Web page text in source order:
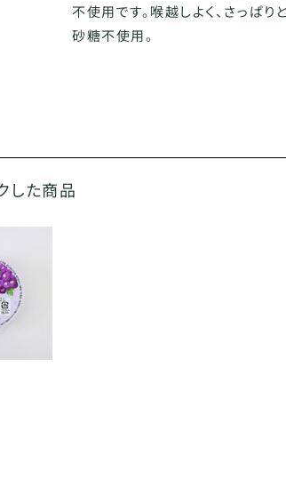
不使用です。喉越しよく、さっぱ
砂糖不使用。
した商品